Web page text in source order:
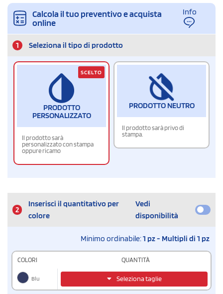
Calcola il tuo preventivo e acquista
online
Info
1 Seleziona il tipo di prodotto
PRODOTTO
PERSONALIZZATO
Il prodotto sarà
personalizzato con stampa
oppure ricamo
SCELTO
PRODOTTO NEUTRO
Il prodotto sarà privo di
stampa.
2
Inserisci il quantitativo per
colore
Vedi
disponibilità
Minimo ordinabile:1 pz - Multipli di 1 pz
COLORI QUANTITÀ
Blu Seleziona taglie